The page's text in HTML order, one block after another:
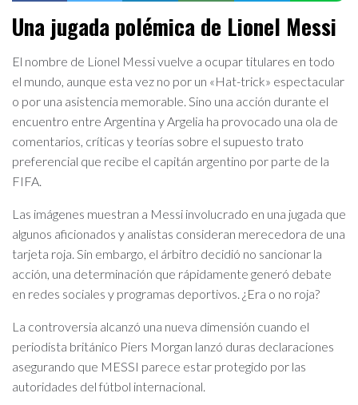
Una jugada polémica de Lionel Messi
El nombre de Lionel Messi vuelve a ocupar titulares en todo
el mundo, aunque esta vez no por un «Hat-trick» espectacular
o por una asistencia memorable. Sino una acción durante el
encuentro entre Argentina y Argelia ha provocado una ola de
comentarios, críticas y teorías sobre el supuesto trato
preferencial que recibe el capitán argentino por parte de la
FIFA.
Las imágenes muestran a Messi involucrado en una jugada que
algunos aficionados y analistas consideran merecedora de una
tarjeta roja. Sin embargo, el árbitro decidió no sancionar la
acción, una determinación que rápidamente generó debate
en redes sociales y programas deportivos. ¿Era o no roja?
La controversia alcanzó una nueva dimensión cuando el
periodista británico Piers Morgan lanzó duras declaraciones
asegurando que MESSI parece estar protegido por las
autoridades del fútbol internacional.